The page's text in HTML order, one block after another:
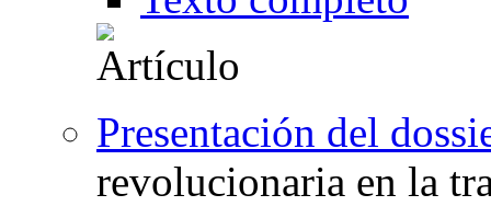
Presentación del
revolucionaria en la